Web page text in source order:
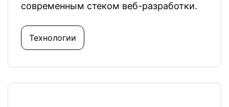
современным стеком веб-разработки.
Технологии